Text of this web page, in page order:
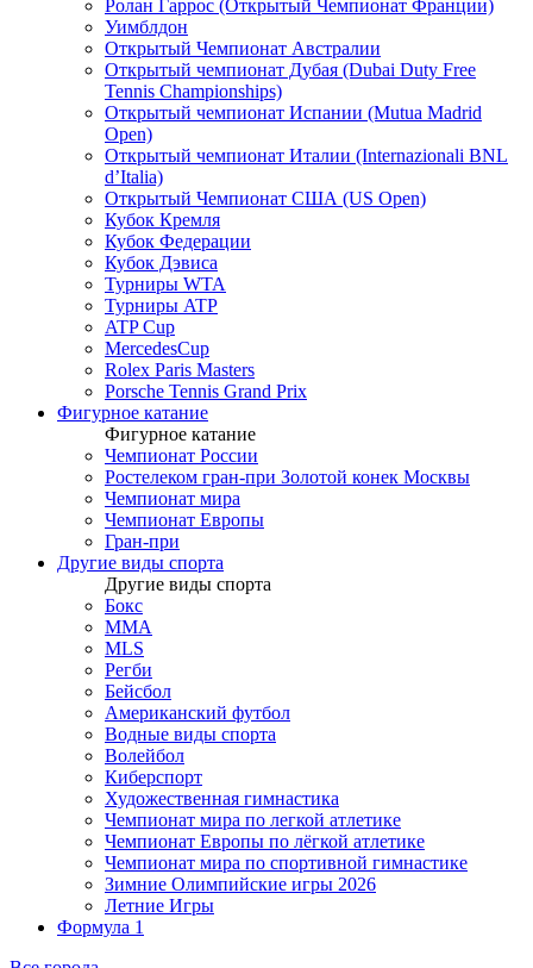
Ролан Гаррос (Открытый Чемпионат Франции)
Уимблдон
Открытый Чемпионат Австралии
Открытый чемпионат Дубая (Dubai Duty Free
Tennis Championships)
Открытый чемпионат Испании (Mutua Madrid
Open)
Открытый чемпионат Италии (Internazionali BNL
d’Italia)
Открытый Чемпионат США (US Open)
Кубок Кремля
Кубок Федерации
Кубок Дэвиса
Турниры WTA
Турниры ATP
ATP Cup
MercedesCup
Rolex Paris Masters
Porsche Tennis Grand Prix
Фигурное катание
Фигурное катание
Чемпионат России
Ростелеком гран-при Золотой конек Москвы
Чемпионат мира
Чемпионат Европы
Гран-при
Другие виды спорта
Другие виды спорта
Бокс
MMA
MLS
Регби
Бейсбол
Американский футбол
Водные виды спорта
Волейбол
Киберспорт
Художественная гимнастика
Чемпионат мира по легкой атлетике
Чемпионат Европы по лёгкой атлетике
Чемпионат мира по спортивной гимнастике
Зимние Олимпийские игры 2026
Летние Игры
Формула 1